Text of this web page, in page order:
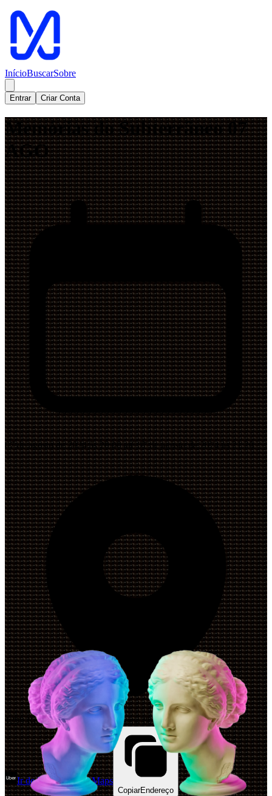
InícioBuscarSobre
Entrar Criar Conta
Memórias do Subterrâneo 07
AGO
07 de agosto de 2024 às 20:00 até 07 de agosto de 2024 às 21:20
1299 Rua Itupava, Curitiba, Paraná 80040-455, Brazil
Ir de Uber Abrir Maps
CopiarEndereço